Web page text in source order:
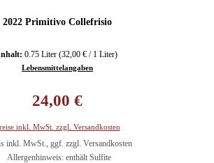
2022 Primitivo Collefrisio
0.75 Liter (32,00 € / 1 Liter)
Lebensmittelangaben
24,00 €
inkl. MwSt. zzgl. Versandkosten
inkl. MwSt., ggf. zzgl. Versandkosten
Allergenhinweis: enthält Sulfite